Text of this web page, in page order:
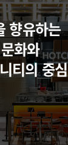
향유하는
문화와
티의 중심